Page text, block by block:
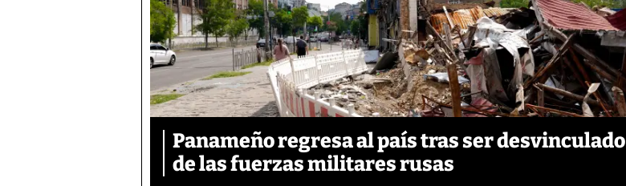
Panameño regresa al país tras ser desvinculado
de las fuerzas militares rusas